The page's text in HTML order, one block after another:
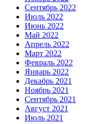
Сентябрь 2022
Июль 2022
Июнь 2022
Май 2022
Апрель 2022
Март 2022
Февраль 2022
Январь 2022
Декабрь 2021
Ноябрь 2021
Сентябрь 2021
Август 2021
Июль 2021